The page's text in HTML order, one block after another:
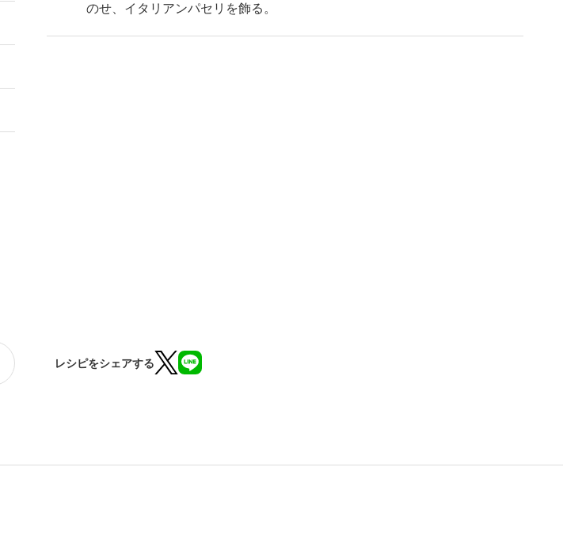
のせ、イタリアンパセリを飾る。
レシピをシェアする